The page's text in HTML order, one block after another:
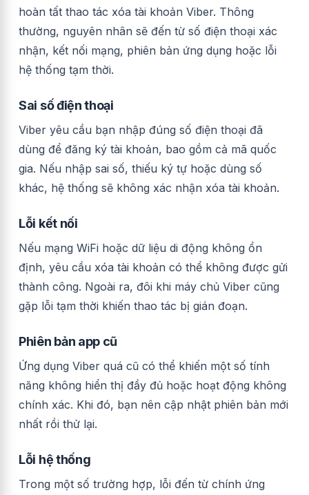
hoàn tất thao tác xóa tài khoản Viber. Thông
thường, nguyên nhân sẽ đến từ số điện thoại xác
nhận, kết nối mạng, phiên bản ứng dụng hoặc lỗi
hệ thống tạm thời.
Sai số điện thoại
Viber yêu cầu bạn nhập đúng số điện thoại đã
dùng để đăng ký tài khoản, bao gồm cả mã quốc
gia. Nếu nhập sai số, thiếu ký tự hoặc dùng số
khác, hệ thống sẽ không xác nhận xóa tài khoản.
Lỗi kết nối
Nếu mạng WiFi hoặc dữ liệu di động không ổn
định, yêu cầu xóa tài khoản có thể không được gửi
thành công. Ngoài ra, đôi khi máy chủ Viber cũng
gặp lỗi tạm thời khiến thao tác bị gián đoạn.
Phiên bản app cũ
Ứng dụng Viber quá cũ có thể khiến một số tính
năng không hiển thị đầy đủ hoặc hoạt động không
chính xác. Khi đó, bạn nên cập nhật phiên bản mới
nhất rồi thử lại.
Lỗi hệ thống
Trong một số trường hợp, lỗi đến từ chính ứng